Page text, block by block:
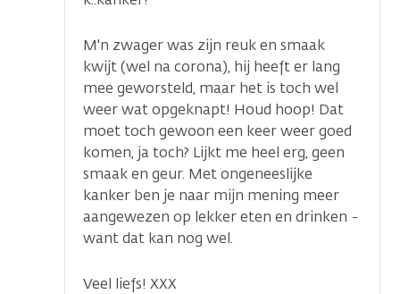
M'n zwager was zijn reuk en smaak
kwijt (wel na corona), hij heeft er lang
mee geworsteld, maar het is toch wel
weer wat opgeknapt! Houd hoop! Dat
moet toch gewoon een keer weer goed
komen, ja toch? Lijkt me heel erg, geen
smaak en geur. Met ongeneeslijke
kanker ben je naar mijn mening meer
aangewezen op lekker eten en drinken -
want dat kan nog wel.
Veel liefs! XXX